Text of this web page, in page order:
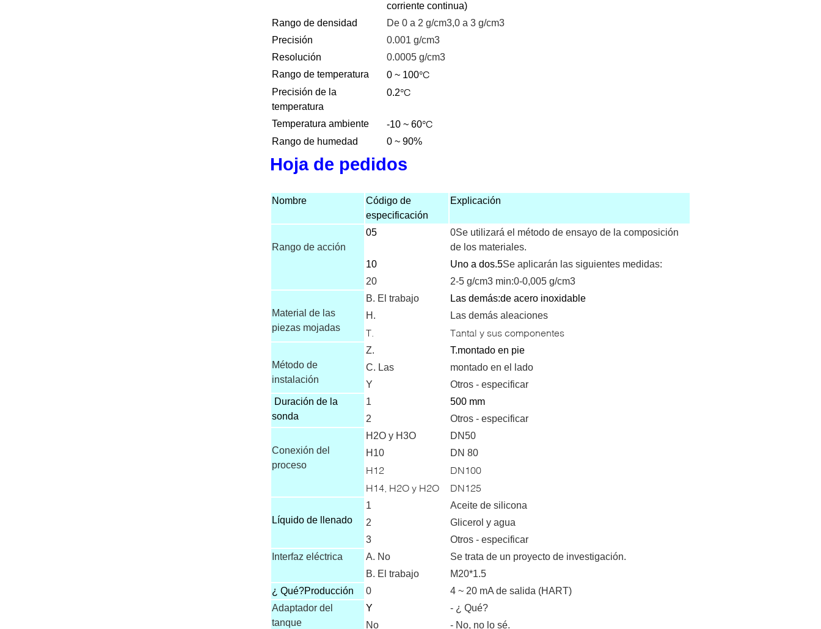
corriente continua)
Rango de densidad
De 0 a 2 g/cm3,0 a 3 g/cm3
Precisión
0.001 g/cm3
Resolución
0.0005 g/cm3
Rango de temperatura
0 ~ 100°C
Precisión de la
temperatura
0.2°C
Temperatura ambiente -10 ~ 60°C
Rango de humedad 0 ~ 90%
Hoja de pedidos
Nombre
Código de
especificación
Explicación
Rango de acción
05
0Se utilizará el método de ensayo de la composición
de los materiales.
10
Uno a dos.5Se aplicarán las siguientes medidas:
20
2-5 g/cm3 min:0-0,005 g/cm3
Material de las
piezas mojadas
B. El trabajo Las demás:de acero inoxidable
H.
Las demás aleaciones
T. Tantal y sus componentes
Método de
instalación
Z. T.montado en pie
C. Las
montado en el lado
Y
Otros - especificar
Duración de la
sonda
1
500 mm
2
Otros - especificar
Conexión del
proceso
H2O y H3O
DN50
H10
DN 80
H12
DN100
H14, H2O y H2O
DN125
Líquido de llenado
1
Aceite de silicona
2
Glicerol y agua
3
Otros - especificar
Interfaz eléctrica
A. No
Se trata de un proyecto de investigación.
B. El trabajo
M20*1.5
¿ Qué?Producción 0
4 ~ 20 mA de salida (HART)
Adaptador del
tanque
Y
- ¿ Qué?
No
- No, no lo sé.